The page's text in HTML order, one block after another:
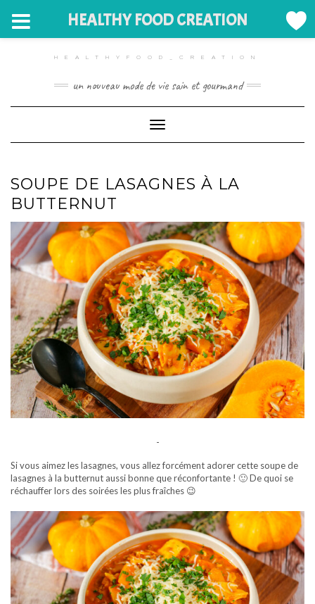
HEALTHYFOOD_CREATION
un nouveau mode de vie sain et gourmand
Toggle Navigation
SOUPE DE LASAGNES À LA
BUTTERNUT
-
Si vous aimez les lasagnes, vous allez forcément adorer cette soupe de
lasagnes à la butternut aussi bonne que réconfortante ! 🙂 De quoi se
réchauffer lors des soirées les plus fraîches 😉
HEALTHY FOOD CREATION